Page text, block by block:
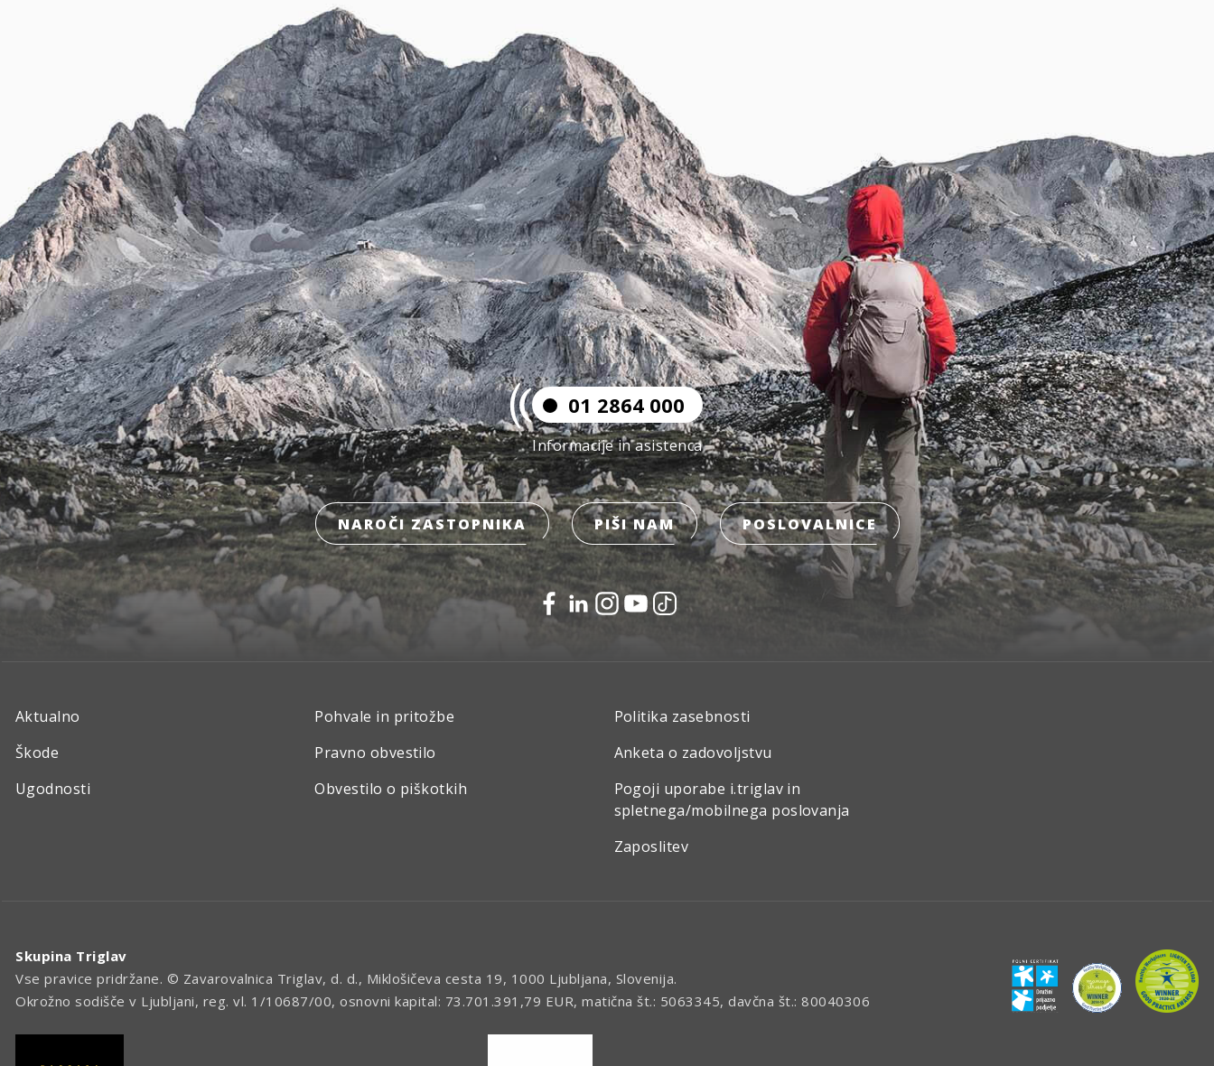
01 2864 000
Informacije in asistenca
NAROČI ZASTOPNIKA PIŠI NAM POSLOVALNICE
Aktualno
Škode
Ugodnosti
Pohvale in pritožbe
Pravno obvestilo
Obvestilo o piškotkih
Politika zasebnosti
Anketa o zadovoljstvu
Pogoji uporabe i.triglav in
spletnega/mobilnega poslovanja
Zaposlitev
Skupina Triglav
Vse pravice pridržane. © Zavarovalnica Triglav, d. d., Miklošičeva cesta 19, 1000 Ljubljana, Slovenija.
Okrožno sodišče v Ljubljani, reg. vl. 1/10687/00, osnovni kapital: 73.701.391,79 EUR, matična št.: 5063345, davčna št.: 80040306